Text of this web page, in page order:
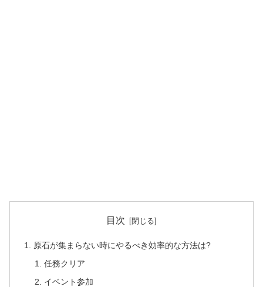
目次
原石が集まらない時にやるべき効率的な方法は?
任務クリア
イベント参加